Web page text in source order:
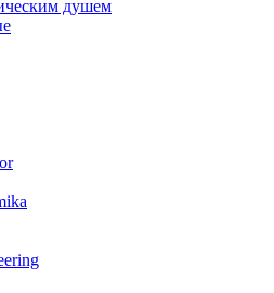
душем